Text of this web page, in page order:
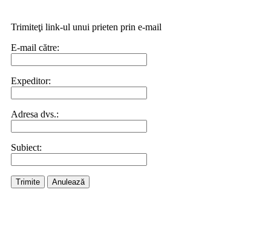
Trimiteţi link-ul unui prieten prin e-mail
E-mail către:
Expeditor:
Adresa dvs.:
Subiect:
Trimite Anulează